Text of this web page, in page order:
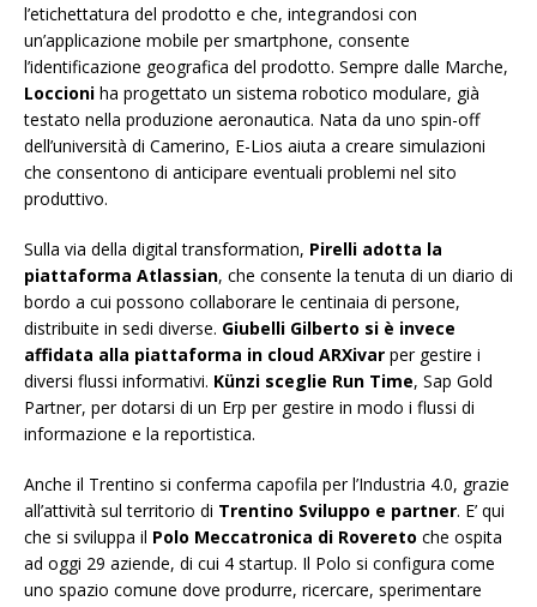
l’etichettatura del prodotto e che, integrandosi con
un’applicazione mobile per smartphone, consente
l’identificazione geografica del prodotto. Sempre dalle Marche,
Loccioni ha progettato un sistema robotico modulare, già
testato nella produzione aeronautica. Nata da uno spin-off
dell’università di Camerino, E-Lios aiuta a creare simulazioni
che consentono di anticipare eventuali problemi nel sito
produttivo.
Sulla via della digital transformation, Pirelli adotta la
piattaforma Atlassian, che consente la tenuta di un diario di
bordo a cui possono collaborare le centinaia di persone,
distribuite in sedi diverse. Giubelli Gilberto si è invece
affidata alla piattaforma in cloud ARXivar per gestire i
diversi flussi informativi. Künzi sceglie Run Time, Sap Gold
Partner, per dotarsi di un Erp per gestire in modo i flussi di
informazione e la reportistica.
Anche il Trentino si conferma capofila per l’Industria 4.0, grazie
all’attività sul territorio di Trentino Sviluppo e partner. E’ qui
che si sviluppa il Polo Meccatronica di Rovereto che ospita
ad oggi 29 aziende, di cui 4 startup. Il Polo si configura come
uno spazio comune dove produrre, ricercare, sperimentare